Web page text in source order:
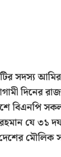
সদস্য
দিনের
বিএনপি
যে ৩১
মৌলিক